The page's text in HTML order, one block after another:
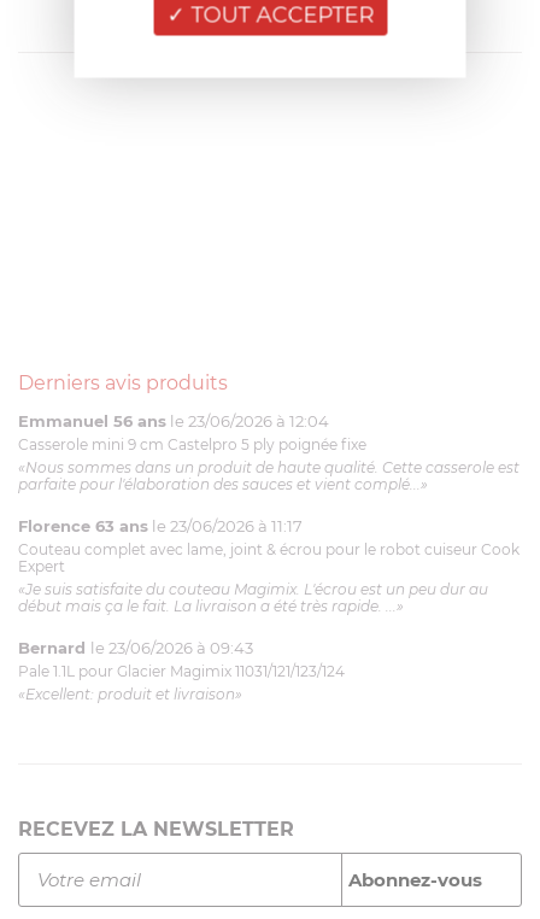
Derniers avis produits
Emmanuel 56 ans le 23/06/2026 à 12:04
Casserole mini 9 cm Castelpro 5 ply poignée fixe
«Nous sommes dans un produit de haute qualité. Cette casserole est
parfaite pour l'élaboration des sauces et vient complé...»
Florence 63 ans le 23/06/2026 à 11:17
Couteau complet avec lame, joint & écrou pour le robot cuiseur Cook
Expert
«Je suis satisfaite du couteau Magimix. L'écrou est un peu dur au
début mais ça le fait. La livraison a été très rapide. ...»
Bernard le 23/06/2026 à 09:43
Pale 1.1L pour Glacier Magimix 11031/121/123/124
«Excellent: produit et livraison»
RECEVEZ LA NEWSLETTER
TOUT ACCEPTER